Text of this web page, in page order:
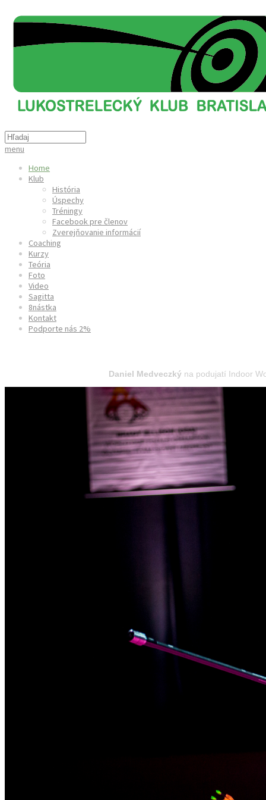
menu
Home
Klub
História
Úspechy
Tréningy
Facebook pre členov
Zverejňovanie informácií
Coaching
Kurzy
Teória
Foto
Video
Sagitta
8nástka
Kontakt
Podporte nás 2%
Daniel Medveczký na podujatí Indoor